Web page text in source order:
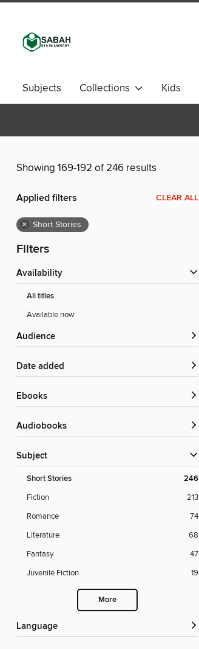
Subjects Collections Kids
Showing 169-192 of 246 results
Applied filters CLEAR ALL
× Short Stories
Filters
Availability
All titles
Available now
Audience
Date added
ebooks
Audiobooks
Subject
Short Stories 246
Fiction
213
Romance
74
Literature
68
Fantasy
47
Juvenile Fiction
19
More
Language